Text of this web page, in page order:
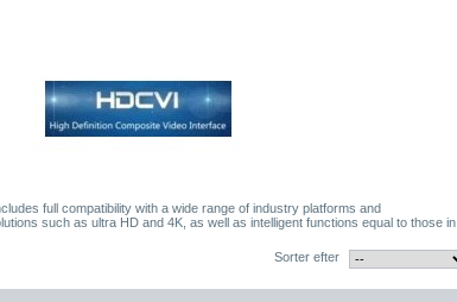
full compatibility with a wide range of industry platforms and
such as ultra HD and 4K, as well as intelligent functions equal to those in
Sorter efter